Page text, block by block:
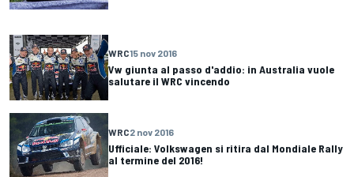
WRC15 nov 2016
Vw giunta al passo d'addio: in Australia vuole
salutare il WRC vincendo
WRC2 nov 2016
Ufficiale: Volkswagen si ritira dal Mondiale Rally
al termine del 2016!